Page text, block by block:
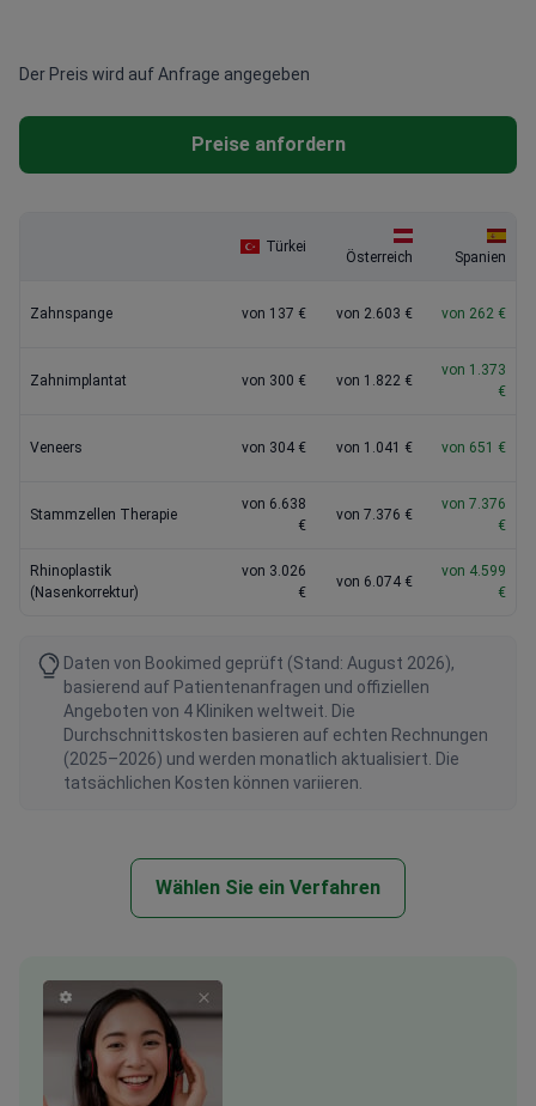
Der Preis wird auf Anfrage angegeben
Preise anfordern
Türkei
Österreich Spanien
Zahnspange von 137 € von 2.603 € von 262 €
Zahnimplantat von 300 € von 1.822 €
von 1.373
€
Veneers von 304 € von 1.041 € von 651 €
Stammzellen Therapie
von 6.638
€
von 7.376 €
von 7.376
€
Rhinoplastik
(Nasenkorrektur)
von 3.026
€
von 6.074 €
von 4.599
€
Daten von Bookimed geprüft (Stand: August 2026),
basierend auf Patientenanfragen und offiziellen
Angeboten von 4 Kliniken weltweit. Die
Durchschnittskosten basieren auf echten Rechnungen
(2025–2026) und werden monatlich aktualisiert. Die
tatsächlichen Kosten können variieren.
Wählen Sie ein Verfahren